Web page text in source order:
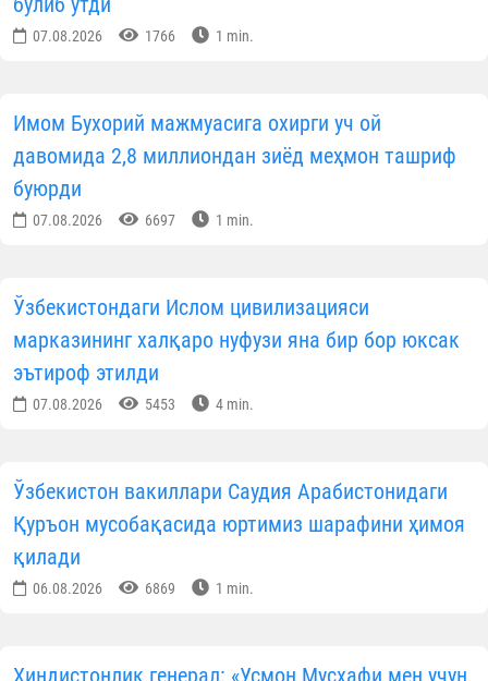
Мазкур очиқ мулоқот ёш мутахассисларни
малакасини ошириш ва ўзаро
алмашишлари учун муҳим майдон бўлиб
қилди.
Ўзбекистон мусулмонлари
Ўзбекистон янгиликлари
Ўзбекистон мусулмонлари идораси